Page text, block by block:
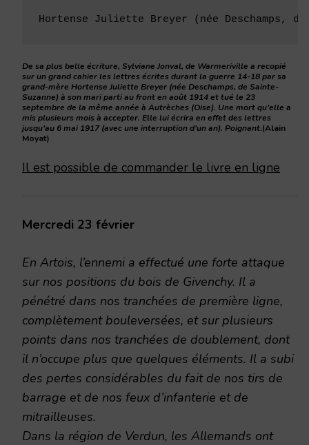
Hortense Juliette Breyer (née Deschamps,
De sa plus belle écriture, Sylviane Jonval, de Warmeriville a recopié
sur un grand cahier les lettres écrites durant la guerre 14-18 par sa
grand-mère Hortense Juliette Breyer (née Deschamps, de Sainte-
Suzanne) à son mari parti au front en août 1914 et tué le 23
septembre de la même année à Autrèches (Oise). Une mort qu’elle a
mis plusieurs mois à accepter. Elle lui écrira en effet des lettres
jusqu’au 6 mai 1917 (avec une interruption d’un an). Poignant.(Alain
Moyat)
Il est possible de commander le livre en ligne
Mercredi 23 février
En Artois, l’ennemi a effectué une forte attaque
sur nos positions du bois de Givenchy. Il a
pénétré dans nos tranchées de première ligne,
complètement bouleversées, et sur plusieurs
points dans nos tranchées de doublement, dont
il n’occupe plus que quelques éléments. Il a subi
des pertes considérables du fait de nos tirs de
barrage et de nos feux d’infanterie et de
mitrailleuses.
Dans la région de Verdun, les Allemands ont